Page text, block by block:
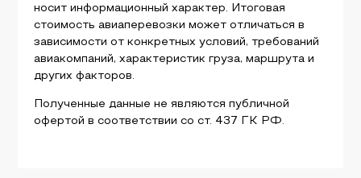
носит информационный характер. Итоговая
стоимость авиаперевозки может отличаться в
зависимости от конкретных условий, требований
авиакомпаний, характеристик груза, маршрута и
других факторов.
Полученные данные не являются публичной
офертой в соответствии со ст. 437 ГК РФ.